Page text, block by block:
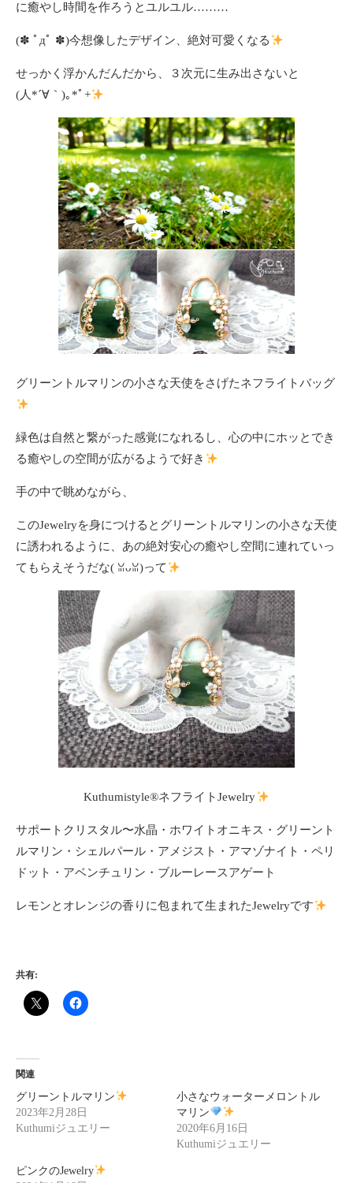
に癒やし時間を作ろうとユルユル………
(✽ ﾟдﾟ ✽)今想像したデザイン、絶対可愛くなる
せっかく浮かんだんだから、３次元に生み出さないと
(⁠人⁠*⁠´⁠∀⁠｀⁠)⁠｡⁠*ﾟ⁠+
グリーントルマリンの小さな天使をさげたネフライトバッグ
緑色は自然と繋がった感覚になれるし、心の中にホッとでき
る癒やしの空間が広がるようで好き
手の中で眺めながら、
このJewelryを身につけるとグリーントルマリンの小さな天使
に誘われるように、あの絶対安心の癒やし空間に連れていっ
てもらえそうだな(⁠ ⁠ꈍ⁠ᴗ⁠ꈍ⁠)って
Kuthumistyle®ネフライトJewelry
サポートクリスタル〜水晶・ホワイトオニキス・グリーント
ルマリン・シェルパール・アメジスト・アマゾナイト・ペリ
ドット・アベンチュリン・ブルーレースアゲート
レモンとオレンジの香りに包まれて生まれたJewelryです
共有:
関連
グリーントルマリン
2023年2月28日
Kuthumiジュエリー
小さなウォーターメロントル
マリン
2020年6月16日
Kuthumiジュエリー
ピンクのJewelry